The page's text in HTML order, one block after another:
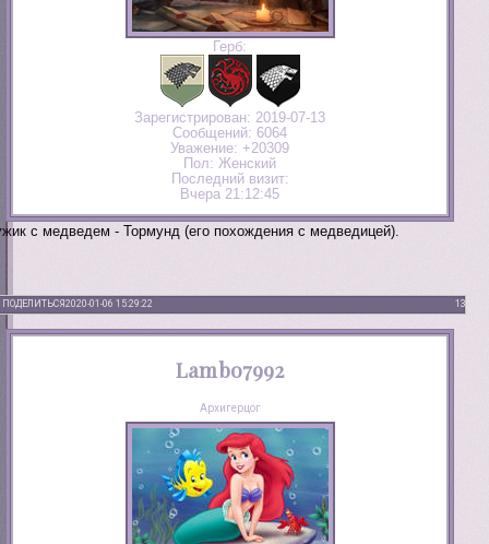
Герб:
Зарегистрирован: 2019-07-13
Сообщений: 6064
Уважение: +20309
Пол: Женский
Последний визит:
Вчера 21:12:45
с медведем - Тормунд (его похождения с медведицей).
ПОДЕЛИТЬСЯ 13
2020-01-06 15:29:22
Lambo7992
Архигерцог